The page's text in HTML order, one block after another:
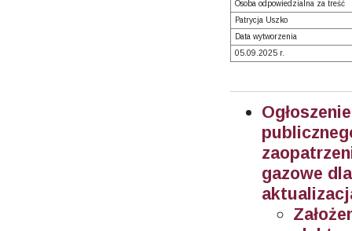
Osoba odpowiedzialna za treść
Patrycja Uszko
Data wytworzenia
05.09.2025 r.
gazowe